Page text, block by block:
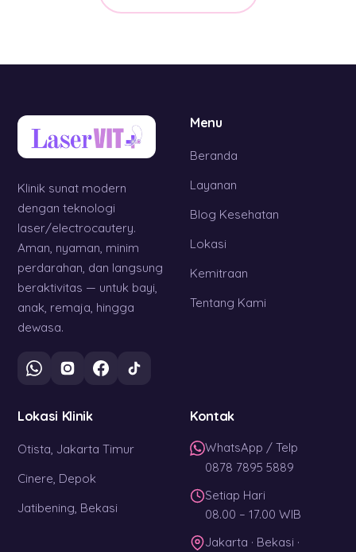
Klinik sunat modern
dengan teknologi
laser/electrocautery.
Aman, nyaman, minim
perdarahan, dan langsung
beraktivitas — untuk bayi,
anak, remaja, hingga
dewasa.
Menu
Beranda
Layanan
Blog Kesehatan
Lokasi
Kemitraan
Tentang Kami
Lokasi Klinik
Otista, Jakarta Timur
Cinere, Depok
Jatibening, Bekasi
Kontak
WhatsApp / Telp
0878 7895 5889
Setiap Hari
08.00 – 17.00 WIB
Jakarta · Bekasi ·